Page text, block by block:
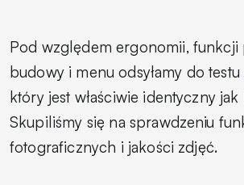
Pod względem ergonomii, funkcji
budowy i menu odsyłamy do testu
który jest właściwie identyczny jak
Skupiliśmy się na sprawdzeniu
fotograficznych i jakości zdjęć.